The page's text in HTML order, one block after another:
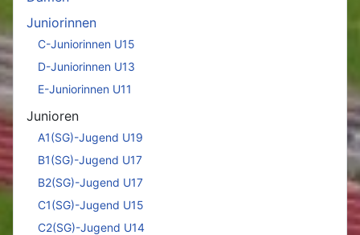
Juniorinnen
C-Juniorinnen U15
D-Juniorinnen U13
E-Juniorinnen U11
Junioren
A1(SG)-Jugend U19
B1(SG)-Jugend U17
B2(SG)-Jugend U17
C1(SG)-Jugend U15
C2(SG)-Jugend U14